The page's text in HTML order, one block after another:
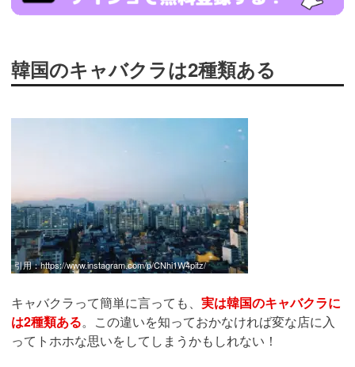
韓国のキャバクラは2種類ある
引用：https://www.instagram.com/p/CNhi1W4pitz/
キャバクラって簡単に言っても、 実は韓国のキャバクラに
は2種類ある。この違いを知っておかなければ変な店に入
ってトホホな思いをしてしまうかもしれない！